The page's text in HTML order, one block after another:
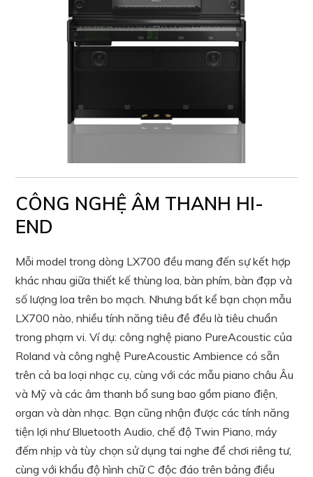
CÔNG NGHỆ ÂM THANH HI-
END
Mỗi model trong dòng LX700 đều mang đến sự kết hợp
khác nhau giữa thiết kế thùng loa, bàn phím, bàn đạp và
số lượng loa trên bo mạch. Nhưng bất kể bạn chọn mẫu
LX700 nào, nhiều tính năng tiêu đề đều là tiêu chuẩn
trong phạm vi. Ví dụ: công nghệ piano PureAcoustic của
Roland và công nghệ PureAcoustic Ambience có sẵn
trên cả ba loại nhạc cụ, cùng với các mẫu piano châu Âu
và Mỹ và các âm thanh bổ sung bao gồm piano điện,
organ và dàn nhạc. Bạn cũng nhận được các tính năng
tiện lợi như Bluetooth Audio, chế độ Twin Piano, máy
đếm nhịp và tùy chọn sử dụng tai nghe để chơi riêng tư,
cùng với khẩu độ hình chữ C độc đáo trên bảng điều